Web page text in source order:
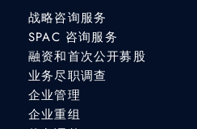
战略咨询服务
SPAC 咨询服务
融资和首次公开募股
业务尽职调查
企业管理
企业重组